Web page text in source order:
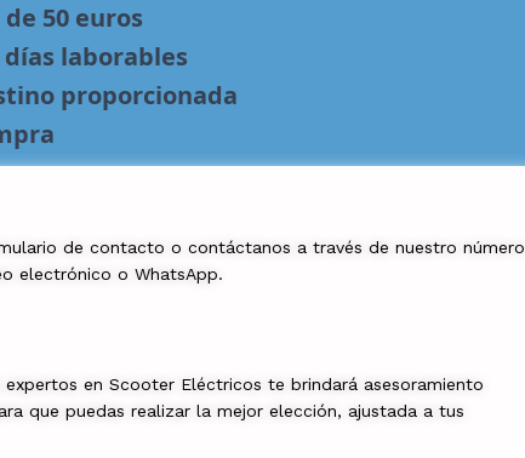
50 euros
laborables
proporcionada
de contacto o contáctanos a través de nuestro número
electrónico o WhatsApp.
expertos en Scooter Eléctricos te brindará asesoramiento
que puedas realizar la mejor elección, ajustada a tus